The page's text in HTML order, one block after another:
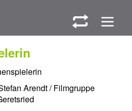
W M
Arendt / Filmgruppe